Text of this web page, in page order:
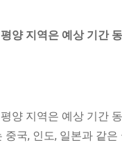
양 지역은 예상 기간
양 지역은 예상 기간
중국, 인도, 일본과 같